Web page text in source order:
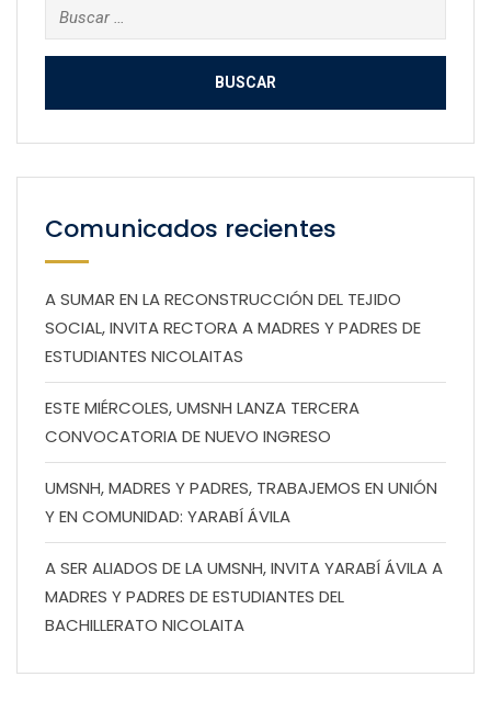
Buscar:
Comunicados recientes
A SUMAR EN LA RECONSTRUCCIÓN DEL TEJIDO
SOCIAL, INVITA RECTORA A MADRES Y PADRES DE
ESTUDIANTES NICOLAITAS
ESTE MIÉRCOLES, UMSNH LANZA TERCERA
CONVOCATORIA DE NUEVO INGRESO
UMSNH, MADRES Y PADRES, TRABAJEMOS EN UNIÓN
Y EN COMUNIDAD: YARABÍ ÁVILA
A SER ALIADOS DE LA UMSNH, INVITA YARABÍ ÁVILA A
MADRES Y PADRES DE ESTUDIANTES DEL
BACHILLERATO NICOLAITA